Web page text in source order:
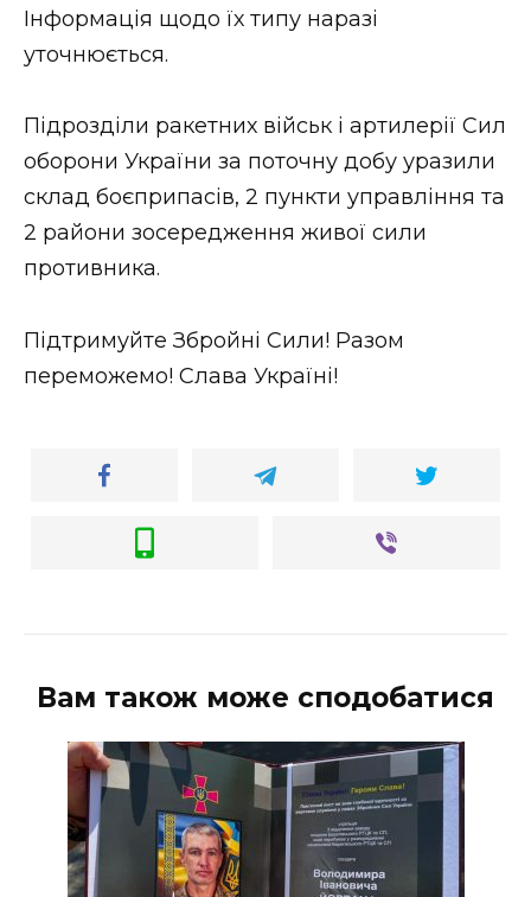
Інформація щодо їх типу наразі
уточнюється.
Підрозділи ракетних військ і артилерії Сил
оборони України за поточну добу уразили
склад боєприпасів, 2 пункти управління та
2 райони зосередження живої сили
противника.
Підтримуйте Збройні Сили! Разом
переможемо! Слава Україні!
Вам також може сподобатися